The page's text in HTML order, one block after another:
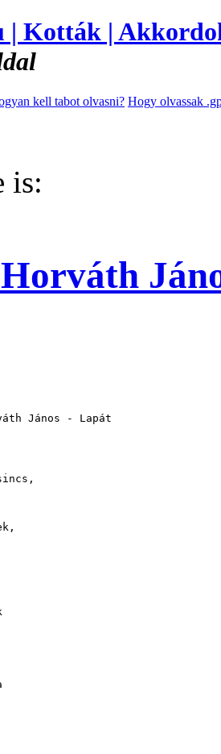
kell tabot olvasni? Hogy olvassak
is:
János - Lapát